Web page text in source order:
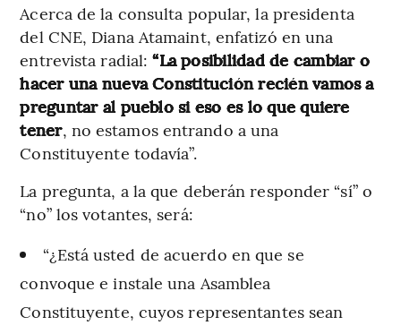
Acerca de la consulta popular, la presidenta
del CNE, Diana Atamaint, enfatizó en una
entrevista radial:“La posibilidad de cambiar o
hacer una nueva Constitución recién vamos a
preguntar al pueblo si eso es lo que quiere
tener, no estamos entrando a una
Constituyente todavía”.
La pregunta, a la que deberán responder “sí” o
“no” los votantes, será:
“¿Está usted de acuerdo en que se
convoque e instale una Asamblea
Constituyente, cuyos representantes sean